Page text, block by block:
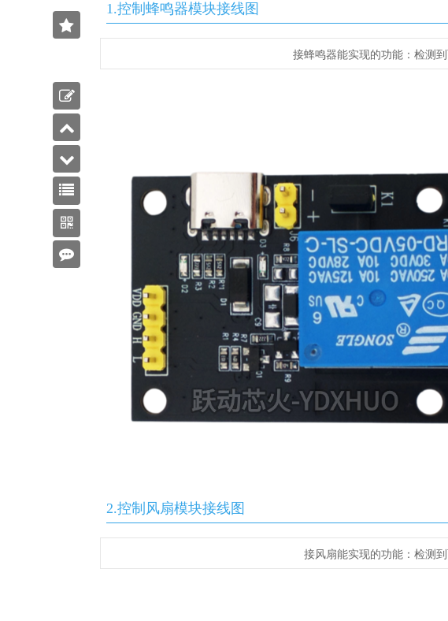
1.控制蜂鸣器模块接线图
接蜂鸣器能实现的功能：检测
2.控制风扇模块接线图
接风扇能实现的功能：检测